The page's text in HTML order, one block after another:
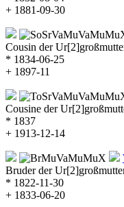
+ 1881-09-30
Cousin der
* 1834-06-25
+ 1897-11
Cousine der
* 1837
+ 1913-12-14
Bruder der
* 1822-11-30
+ 1833-06-20